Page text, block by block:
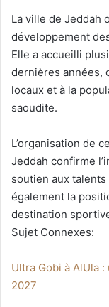
La ville de Jeddah
développement
Elle a accueilli
dernières années,
locaux et à la
saoudite.
L’organisation de
Jeddah confirme
soutien aux
également la
destination
Sujet Connexes:
Ultra Gobi à AlUla
2027